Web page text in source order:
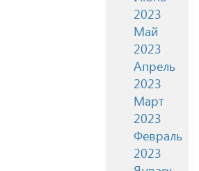
2023
Май
2023
Апрель
2023
Март
2023
Февраль
2023